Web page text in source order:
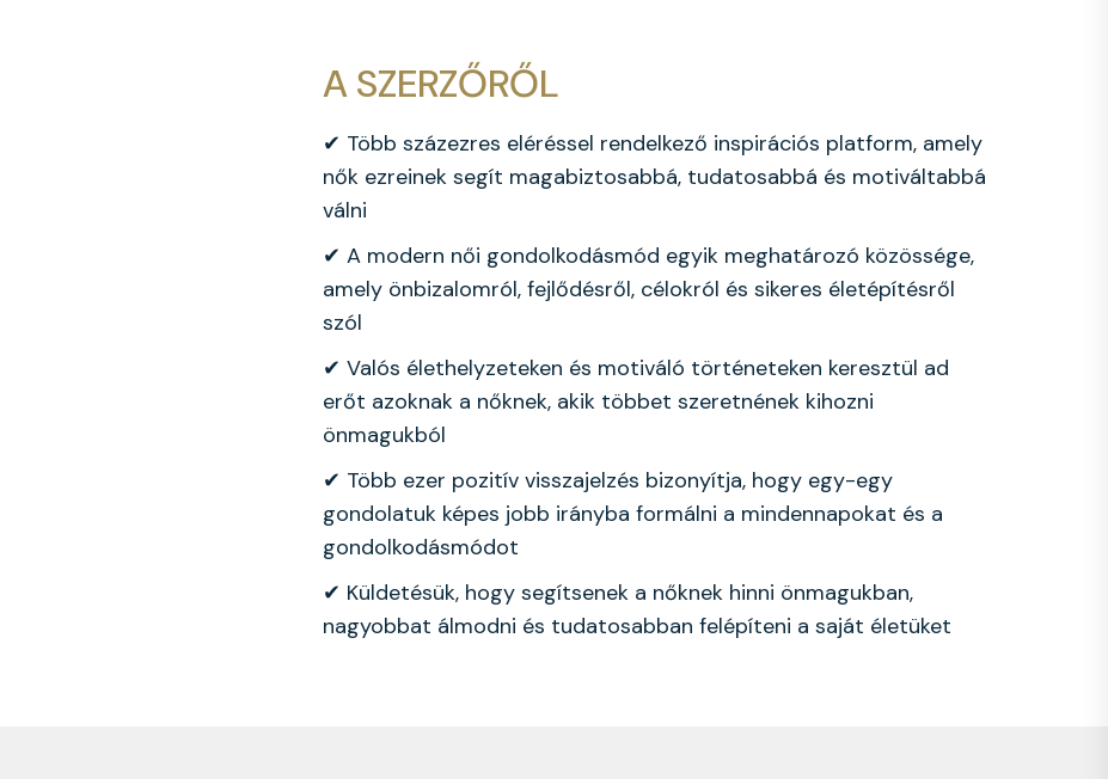
A SZERZŐRŐL
✔ Több százezres eléréssel rendelkező inspirációs platform, amely
nők ezreinek segít magabiztosabbá, tudatosabbá és motiváltabbá
válni
✔ A modern női gondolkodásmód egyik meghatározó közössége,
amely önbizalomról, fejlődésről, célokról és sikeres életépítésről
szól
✔ Valós élethelyzeteken és motiváló történeteken keresztül ad
erőt azoknak a nőknek, akik többet szeretnének kihozni
önmagukból
✔ Több ezer pozitív visszajelzés bizonyítja, hogy egy-egy
gondolatuk képes jobb irányba formálni a mindennapokat és a
gondolkodásmódot
✔ Küldetésük, hogy segítsenek a nőknek hinni önmagukban,
nagyobbat álmodni és tudatosabban felépíteni a saját életüket